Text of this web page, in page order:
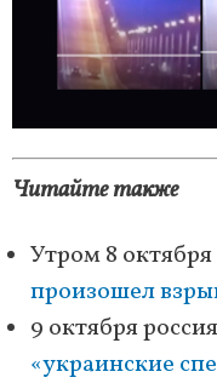
Читайте также
Утром 8
произошел
9 октября россия
«украинские